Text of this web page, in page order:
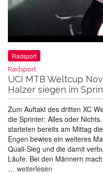
Radsport
Radsport:
UCI MTB Weltcup
Halzer siegen im
Zum Auftakt des dritten XC
die Sprinter: Alles oder
starteten bereits am Mittag
Engen bewies ein weiteres
Quali-Sieg und die damit
Läufe. Bei den Männern
… weiterlesen